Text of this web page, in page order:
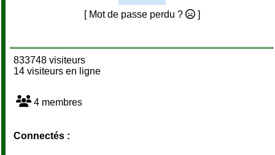
[ Mot de passe perdu ?
]
833748 visiteurs
14 visiteurs en ligne
4 membres
Connectés :